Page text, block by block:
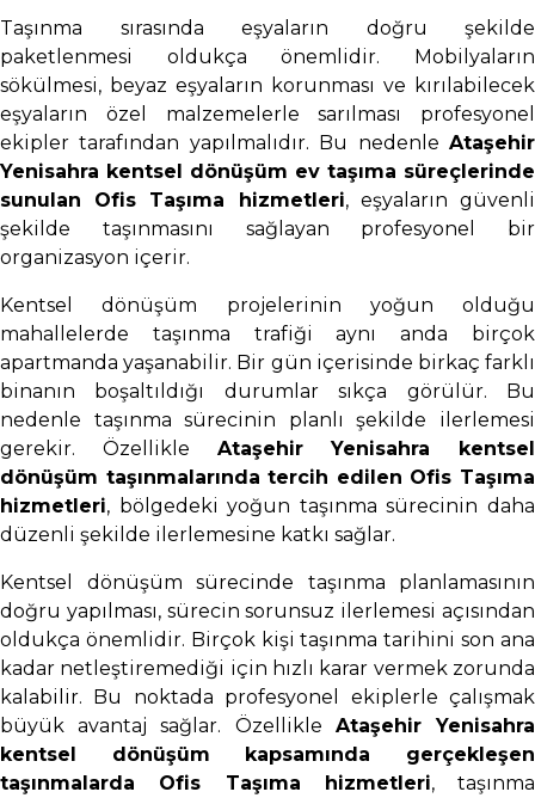
Taşınma sırasında eşyaların doğru şekilde
paketlenmesi oldukça önemlidir. Mobilyaların
sökülmesi, beyaz eşyaların korunması ve kırılabilecek
eşyaların özel malzemelerle sarılması profesyonel
ekipler tarafından yapılmalıdır. Bu nedenle Ataşehir
Yenisahra kentsel dönüşüm ev taşıma süreçlerinde
sunulan Ofis Taşıma hizmetleri, eşyaların güvenli
şekilde taşınmasını sağlayan profesyonel bir
organizasyon içerir.
Kentsel dönüşüm projelerinin yoğun olduğu
mahallelerde taşınma trafiği aynı anda birçok
apartmanda yaşanabilir. Bir gün içerisinde birkaç farklı
binanın boşaltıldığı durumlar sıkça görülür. Bu
nedenle taşınma sürecinin planlı şekilde ilerlemesi
gerekir. Özellikle Ataşehir Yenisahra kentsel
dönüşüm taşınmalarında tercih edilen Ofis Taşıma
hizmetleri, bölgedeki yoğun taşınma sürecinin daha
düzenli şekilde ilerlemesine katkı sağlar.
Kentsel dönüşüm sürecinde taşınma planlamasının
doğru yapılması, sürecin sorunsuz ilerlemesi açısından
oldukça önemlidir. Birçok kişi taşınma tarihini son ana
kadar netleştiremediği için hızlı karar vermek zorunda
kalabilir. Bu noktada profesyonel ekiplerle çalışmak
büyük avantaj sağlar. Özellikle Ataşehir Yenisahra
kentsel dönüşüm kapsamında gerçekleşen
taşınmalarda Ofis Taşıma hizmetleri, taşınma